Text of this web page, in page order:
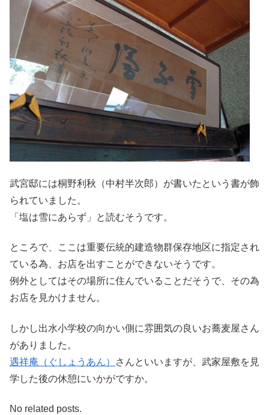
武宮邸には桐野利秋（中村半次郎）が書いたという書が飾
られていました。
「塩は雪にあらず」と読むそうです。
ところで、ここは重要伝統的建造物群保存地区に指定され
ている為、お店を出すことができないそうです。
例外としてはその場所に住んでいることだそうで、その為
お店を見かけません。
しかし出水小学校の向かい側に雰囲気の良いお蕎麦屋さん
がありました。
遇祥庵（ぐしょうあん）
さんといいますが、武家屋敷を見
学した後の休憩にいかがですか。
No related posts.